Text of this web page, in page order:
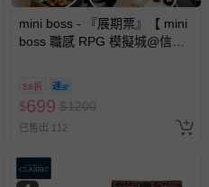
mini boss - 『展期票』【 mini
boss 職感 RPG 模擬城@信義
券，於展期現場憑訂單編號兌
換，依現場梯次安排入場，逾
期作廢) (兒童票(2歲以上)贈一
名陪伴成人)
58折
$699 $1200
已售出 112